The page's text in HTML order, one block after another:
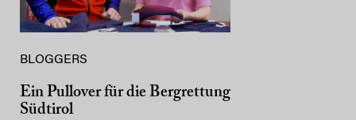
BLOGGERS
Ein Pullover für die Bergrettung
Südtirol